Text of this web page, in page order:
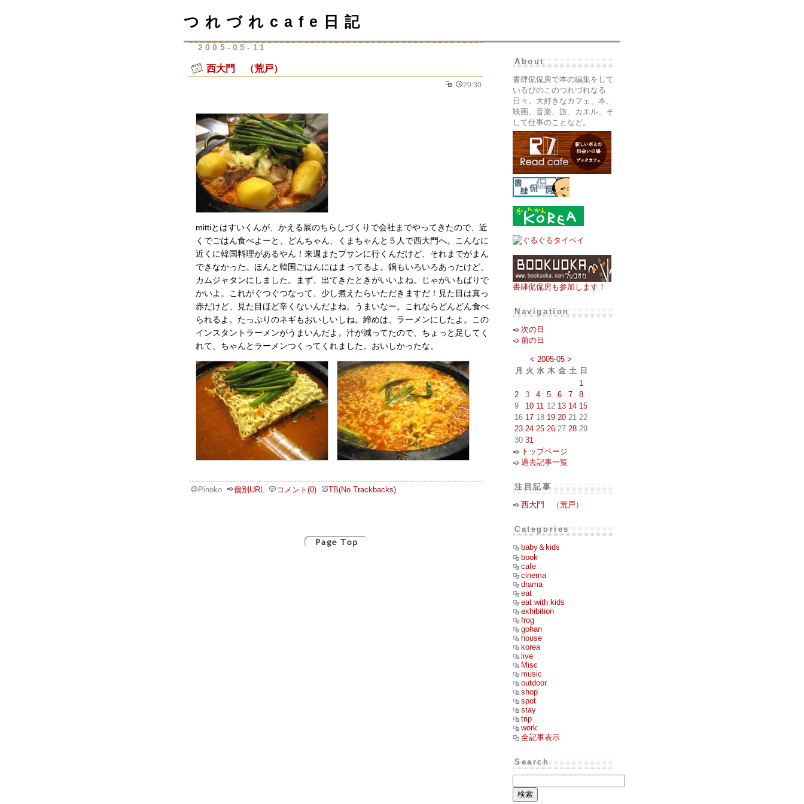
つれづれcafe日記
2005-05-11
西大門 （荒戸）
20:30
mittiとはすいくんが、かえる展のちらしづくりで会社までやってきたので、近
くでごはん食べよーと、どんちゃん、くまちゃんと５人で西大門へ。こんなに
近くに韓国料理があるやん！来週またプサンに行くんだけど、それまでがまん
できなかった。ほんと韓国ごはんにはまってるよ。鍋もいろいろあったけど、
カムジャタンにしました。まず、出てきたときがいいよね。じゃがいもばりで
かいよ。これがぐつぐつなって、少し煮えたらいただきますだ！見た目は真っ
赤だけど、見た目ほど辛くないんだよね。うまいなー。これならどんどん食べ
られるよ。たっぷりのネギもおいしいしね。締めは、ラーメンにしたよ。この
インスタントラーメンがうまいんだよ。汁が減ってたので、ちょっと足してく
れて、ちゃんとラーメンつくってくれました。おいしかったな。
Pinoko 個別URL コメント(0) TB(No Trackbacks)
About
書肆侃侃房で本の編集をして
いるぴのこのつれづれなる
日々。大好きなカフェ、本、
映画、音楽、旅、カエル、そ
して仕事のことなど。
書肆侃侃房も参加します！
Navigation
次の日
前の日
< 2005-05 >
月
火 水 木 金 土 日
1
2
3 4 5 6 7
8
9
10 11 12 13 14 15
16 17 18 19 20 21 22
23 24 25 26 27 28 29
30 31
トップページ
過去記事一覧
注目記事
西大門 （荒戸）
Categories
baby＆kids
book
cafe
cinema
drama
eat
eat with kids
exhibition
frog
gohan
house
korea
live
Misc
music
outdoor
shop
spot
stay
trip
work
全記事表示
Search